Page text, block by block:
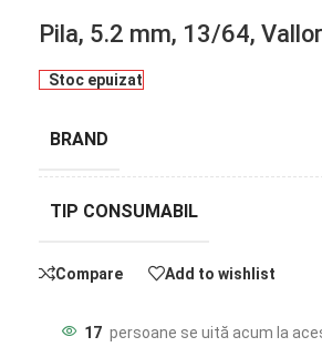
Pila, 5.2 mm, 13/64,
Stoc epuizat
BRAND
TIP CONSUMABIL
Compare Add to wishlist
17 persoane se uită acum la